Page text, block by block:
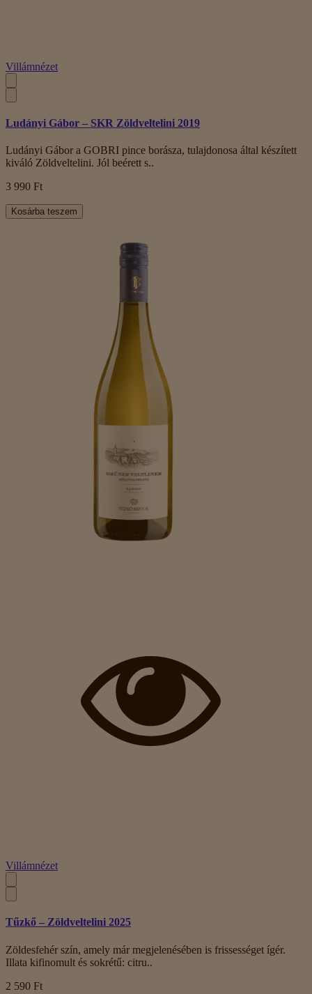
Villámnézet
Ludányi Gábor – SKR Zöldveltelini 2019
Ludányi Gábor a GOBRI pince borásza, tulajdonosa által készített
kiváló Zöldveltelini. Jól beérett s..
3 990 Ft
Kosárba teszem
Villámnézet
Tűzkő – Zöldveltelini 2025
Zöldesfehér szín, amely már megjelenésében is frissességet ígér.
Illata kifinomult és sokrétű: citru..
2 590 Ft